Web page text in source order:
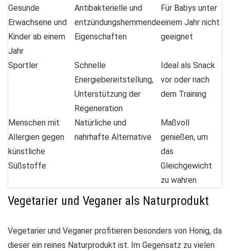
Gesunde
Erwachsene und
Kinder ab einem
Jahr
Antibakterielle und
entzündungshemmende
Eigenschaften
Für Babys unter
einem Jahr nicht
geeignet
Sportler
Schnelle
Energiebereitstellung,
Unterstützung der
Regeneration
Ideal als Snack
vor oder nach
dem Training
Menschen mit
Allergien gegen
künstliche
Süßstoffe
Natürliche und
nahrhafte Alternative
Maßvoll
genießen, um
das
Gleichgewicht
zu wahren
Vegetarier und Veganer als Naturprodukt
Vegetarier und Veganer profitieren besonders von Honig, da
dieser ein reines Naturprodukt ist. Im Gegensatz zu vielen